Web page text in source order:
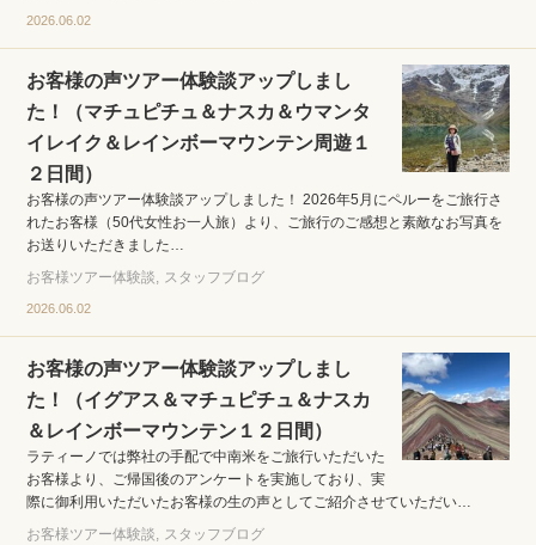
2026.06.02
お客様の声ツアー体験談アップしまし
た！（マチュピチュ＆ナスカ＆ウマンタ
イレイク＆レインボーマウンテン周遊１
２日間）
お客様の声ツアー体験談アップしました！ 2026年5月にペルーをご旅行さ
れたお客様（50代女性お一人旅）より、ご旅行のご感想と素敵なお写真を
お送りいただきました…
お客様ツアー体験談
スタッフブログ
2026.06.02
お客様の声ツアー体験談アップしまし
た！（イグアス＆マチュピチュ＆ナスカ
＆レインボーマウンテン１２日間）
ラティーノでは弊社の手配で中南米をご旅行いただいた
お客様より、ご帰国後のアンケートを実施しており、実
際に御利用いただいたお客様の生の声としてご紹介させていただい…
お客様ツアー体験談
スタッフブログ